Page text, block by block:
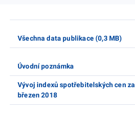
Všechna data publikace (0,3 MB)
Úvodní poznámka
Vývoj indexů spotřebitelských cen za
březen 2018